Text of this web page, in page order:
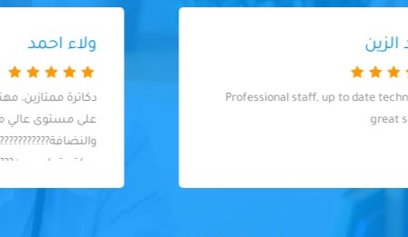
دكاترة ممتازين، مهتمين بالتعقيم والشغل